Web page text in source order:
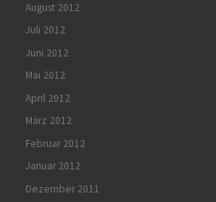
August 2012
Juli 2012
Juni 2012
Mai 2012
April 2012
März 2012
Februar 2012
Januar 2012
Dezember 2011